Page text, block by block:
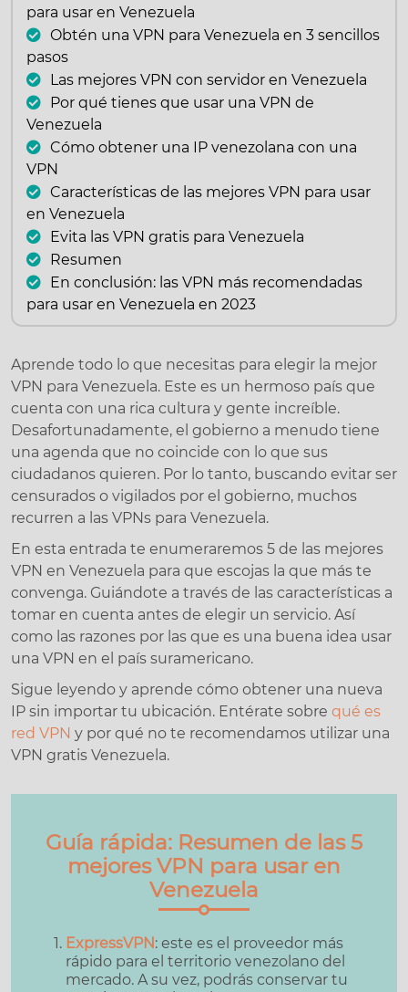
para usar en Venezuela
Obtén una VPN para Venezuela en 3 sencillos
pasos
Las mejores VPN con servidor en Venezuela
Por qué tienes que usar una VPN de
Venezuela
Cómo obtener una IP venezolana con una
VPN
Características de las mejores VPN para usar
en Venezuela
Evita las VPN gratis para Venezuela
Resumen
En conclusión: las VPN más recomendadas
para usar en Venezuela en 2023
Aprende todo lo que necesitas para elegir la mejor
VPN para Venezuela. Este es un hermoso país que
cuenta con una rica cultura y gente increíble.
Desafortunadamente, el gobierno a menudo tiene
una agenda que no coincide con lo que sus
ciudadanos quieren. Por lo tanto, buscando evitar ser
censurados o vigilados por el gobierno, muchos
recurren a las VPNs para Venezuela.
En esta entrada te enumeraremos 5 de las mejores
VPN en Venezuela para que escojas la que más te
convenga. Guiándote a través de las características a
tomar en cuenta antes de elegir un servicio. Así
como las razones por las que es una buena idea usar
una VPN en el país suramericano.
Sigue leyendo y aprende cómo obtener una nueva
IP sin importar tu ubicación. Entérate sobre qué es
red VPN y por qué no te recomendamos utilizar una
VPN gratis Venezuela.
Guía rápida: Resumen de las 5
mejores VPN para usar en
Venezuela
ExpressVPN: este es el proveedor más
rápido para el territorio venezolano del
mercado. A su vez, podrás conservar tu